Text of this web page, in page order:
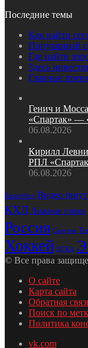
Последние темы
Как найти
Популярный
Где найти
Здесь
Главные
Генич и
«Спартак» —
06.08.2026
Кирилл
РПЛ
06.08.2026
Баскетбол Видео
КХЛ Лыжные гонки
Россия Спартак
Хоккей ЦСКА
© Все права
О сайте
Карта сайта
Обратная
Поиск по
Политика
vk.com